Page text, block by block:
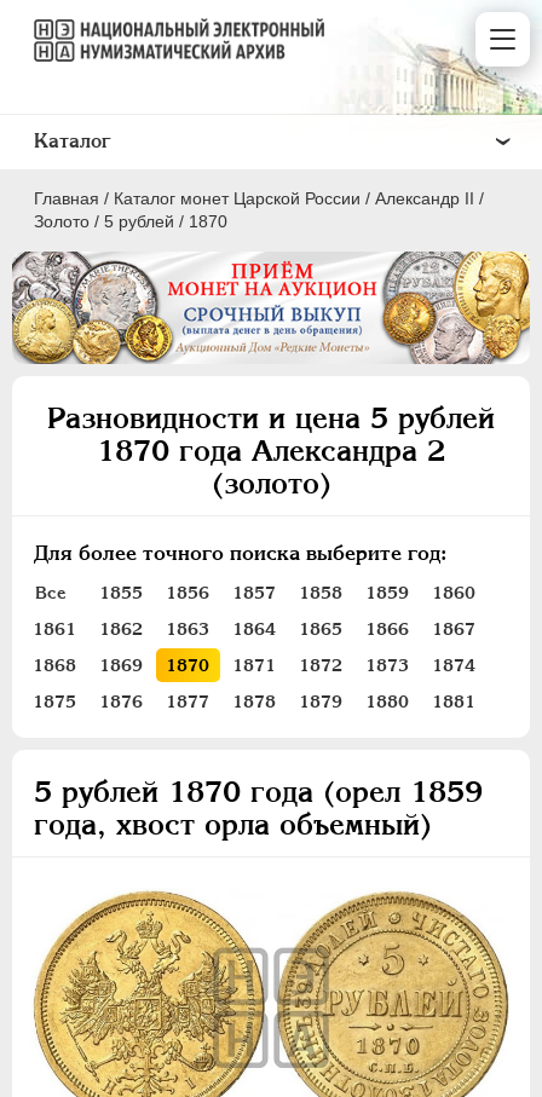
Главная / Каталог монет Царской России / Александр II /
Золото / 5 рублей / 1870
Разновидности и цена 5 рублей
1870 года Александра 2
(золото)
Для более точного поиска выберите год:
Все 1855 1856 1857 1858 1859
1860
1861
1862 1863 1864 1865 1866
1867
1868
1869 1870 1871 1872 1873
1874
1875
1876 1877 1878 1879 1880 1881
5 рублей 1870 года (орел 1859
года, хвост орла объемный)
Каталог
ПEТР I 1699 - 1725
ПЕТР II 1727-1729
АННА ИОАННОВНА 1730-1740
ИОАНН АНТОНОВИЧ 1740-1741
ПЕТР III 1762-1762
ЕКАТЕРИНА II
1762-1796
ПАВЕЛ I 1796-1801
АЛЕКСАНДР I 1801-1825
НИКОЛАЙ I
1826-1855
5 рублей
Серебро
Медь
Памятные и донативные
Пробные
Для Финляндии
АЛЕКСАНДР III 1881-1894